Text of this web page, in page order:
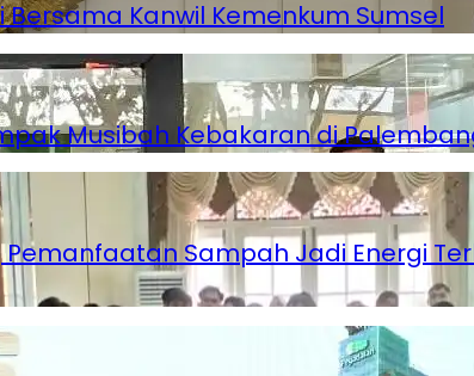
Kanwil Kemenkum Sumsel
Musibah Kebakaran di
Sampah Jadi Energi